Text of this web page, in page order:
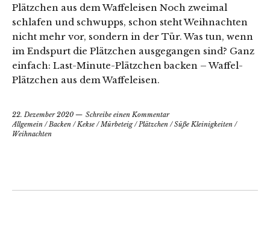
Plätzchen aus dem Waffeleisen Noch zweimal
schlafen und schwupps, schon steht Weihnachten
nicht mehr vor, sondern in der Tür. Was tun, wenn
im Endspurt die Plätzchen ausgegangen sind? Ganz
einfach: Last-Minute-Plätzchen backen – Waffel-
Plätzchen aus dem Waffeleisen.
22. Dezember 2020
Schreibe einen Kommentar
Allgemein /Backen /Kekse /Mürbeteig/Plätzchen /Süße Kleinigkeiten /
Weihnachten